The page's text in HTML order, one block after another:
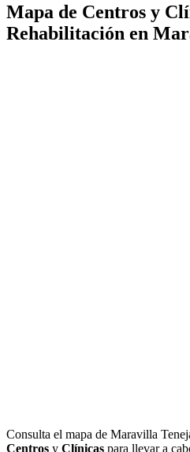
Mapa de Centros y
Rehabilitación en
Consulta el mapa de Maravilla
Centros y Clínicas para llevar a